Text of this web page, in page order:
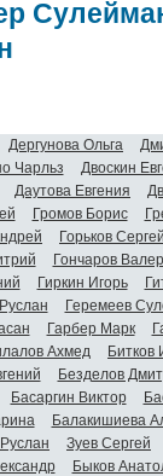
Дергунова Ольга
Чарльз
Двоскин
Даутова Евгения
Громов Борис
Горьков Сергей
Гончаров
Гиркин Игорь
Геремеев
Гарбер Марк
Ахмед Битков
Безделов
Басаргин Виктор
Балакишиева
Зуев Сергей
Быков